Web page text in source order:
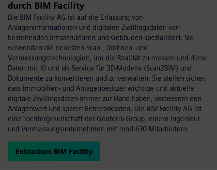
durch BIM Facility
Die BIM Facility AG ist auf die Erfassung von
Anlageninformationen und digitalen Zwillingsdaten von
bestehenden Infrastrukturen und Gebäuden spezialisiert. Sie
verwenden die neuesten Scan-, Drohnen- und
Vermessungstechnologien, um die Realität zu messen und diese
Daten mit KI und als Service für 3D-Modelle (Scan2BIM) und
Dokumente zu konvertieren und zu verwalten. Sie stellen sicher,
dass Immobilien- und Anlagenbesitzer wichtige und aktuelle
digitale Zwillingsdaten immer zur Hand haben, verbessern den
Anlagenwert und sparen Betriebskosten. Die BIM Facility AG ist
eine Tochtergesellschaft der Geoterra Group, einem Ingenieur-
und Vermessungsunternehmen mit rund 630 Mitarbeitern.
Entdecken BIM Facility